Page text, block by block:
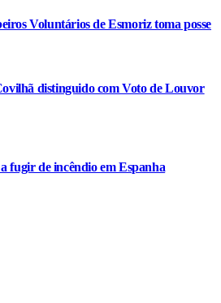
Voluntários de Esmoriz toma posse
distinguido com Voto de Louvor
fugir de incêndio em Espanha